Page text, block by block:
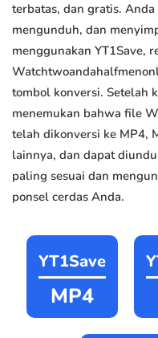
terbatas, dan gratis.
mengunduh, dan
menggunakan YT1Save,
tombol konversi. Setelah
menemukan bahwa file
telah dikonversi ke MP4,
lainnya, dan dapat
paling sesuai dan
ponsel cerdas Anda.
YT1Save
MP4